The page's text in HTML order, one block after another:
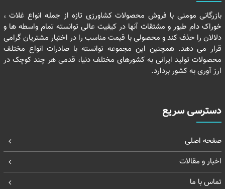
بازرگانی مومنی با فروش محصولات کشاورزی تازه از جمله انواع غلات ،
خوراک دام طیور و مشتقات آنها در کیفیت عالی توانسته تمام واسطه ها و
دلالان را حذف کند و محصولی با قیمت مناسب را در اختیار مشتریان گرامی
قرار می دهد. همچنین این مجموعه توانسته با صادرات انواع مختلف
محصولات تولید ایرانی به کشورهای مختلف دنیا، قدمی هر چند کوچک در
ارز آوری به کشور بردارد.
دسترسی سریع
صفحه اصلی
اخبار و مقالات
تماس با ما